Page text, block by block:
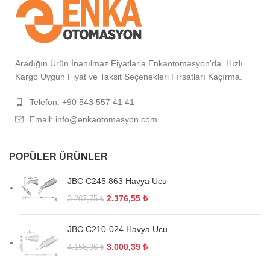
Aradığın Ürün İnanılmaz Fiyatlarla Enkaotomasyon'da. Hızlı
Kargo Uygun Fiyat ve Taksit Seçenekleri Fırsatları Kaçırma.
Telefon: +90 543 557 41 41
Email: info@enkaotomasyon.com
POPÜLER ÜRÜNLER
JBC C245 863 Havya Ucu
3.267,75₺ 2.376,55 ₺
JBC C210-024 Havya Ucu
4.158,96₺ 3.000,39 ₺